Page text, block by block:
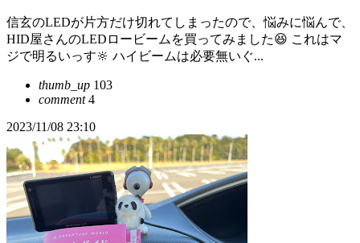
信玄のLEDが片方だけ切れてしまったので、悩みに悩んで、
HID屋さんのLEDロービームを買ってみました😆 これはマ
ジで明るいっす🔆 ハイビームは必要無いぐ...
thumb_up 103
comment4
2023/11/08 23:10